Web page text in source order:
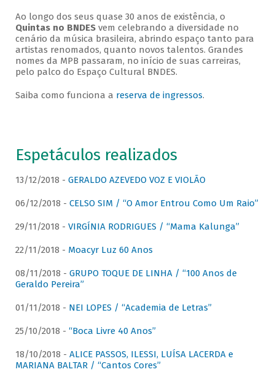
Ao longo dos seus quase 30 anos de existência, o
Quintas no BNDESvem celebrando a diversidade no
cenário da música brasileira, abrindo espaço tanto para
artistas renomados, quanto novos talentos. Grandes
nomes da MPB passaram, no início de suas carreiras,
pelo palco do Espaço Cultural BNDES.
Saiba como funciona a reserva de ingressos.
Espetáculos realizados
13/12/2018 - GERALDO AZEVEDO VOZ E VIOLÃO
06/12/2018 - CELSO SIM / “O Amor Entrou Como Um Raio”
29/11/2018 - VIRGÍNIA RODRIGUES / “Mama Kalunga”
22/11/2018 - Moacyr Luz 60 Anos
08/11/2018 - GRUPO TOQUE DE LINHA / “100 Anos de
Geraldo Pereira”
01/11/2018 - NEI LOPES / “Academia de Letras”
25/10/2018 - “Boca Livre 40 Anos”
18/10/2018 - ALICE PASSOS, ILESSI, LUÍSA LACERDA e
MARIANA BALTAR / “Cantos Cores”